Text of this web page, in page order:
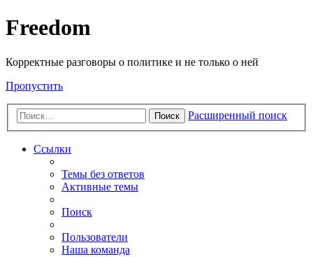
Freedom
Корректные разговоры о политике и не только о ней
Пропустить
Поиск Расширенный поиск
Ссылки
Темы без ответов
Активные темы
Поиск
Пользователи
Наша команда